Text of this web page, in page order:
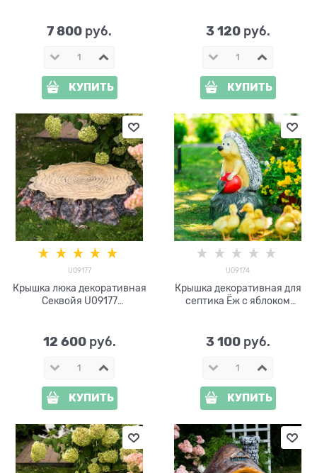
7 800 руб.
КУПИТЬ
3 120 руб.
КУПИТЬ
U09177
Крышка люка декоративная
Секвойя U09177
12 600 руб.
КУПИТЬ
U09174
Крышка декоративная для
септика Ёж с яблоком
3 100 руб.
КУПИТЬ